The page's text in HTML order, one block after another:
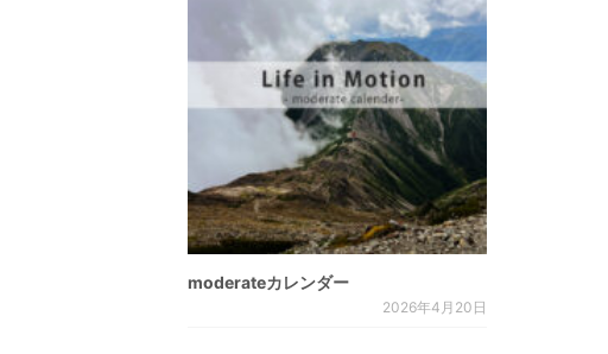
moderateカレンダー
2026年4月20日